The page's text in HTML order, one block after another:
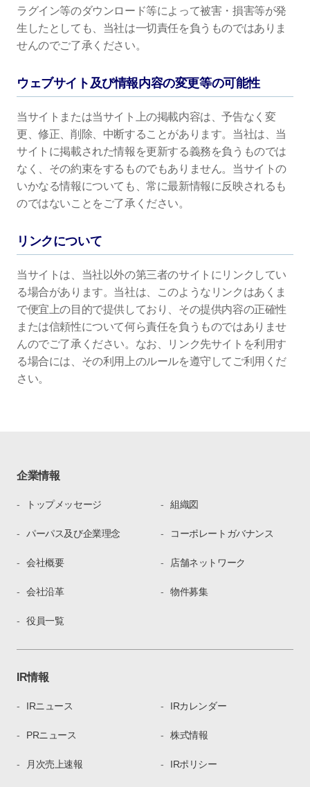
ラグイン等のダウンロード等によって被害・損害等が発
生したとしても、当社は一切責任を負うものではありま
せんのでご了承ください。
ウェブサイト及び情報内容の変更等の可能性
当サイトまたは当サイト上の掲載内容は、予告なく変
更、修正、削除、中断することがあります。当社は、当
サイトに掲載された情報を更新する義務を負うものでは
なく、その約束をするものでもありません。当サイトの
いかなる情報についても、常に最新情報に反映されるも
のではないことをご了承ください。
リンクについて
当サイトは、当社以外の第三者のサイトにリンクしてい
る場合があります。当社は、このようなリンクはあくま
で便宜上の目的で提供しており、その提供内容の正確性
または信頼性について何ら責任を負うものではありませ
んのでご了承ください。なお、リンク先サイトを利用す
る場合には、その利用上のルールを遵守してご利用くだ
さい。
企業情報
トップメッセージ
パーパス及び企業理念
会社概要
会社沿革
役員一覧
組織図
コーポレートガバナンス
店舗ネットワーク
物件募集
IR情報
IRニュース
PRニュース
月次売上速報
IRカレンダー
株式情報
IRポリシー